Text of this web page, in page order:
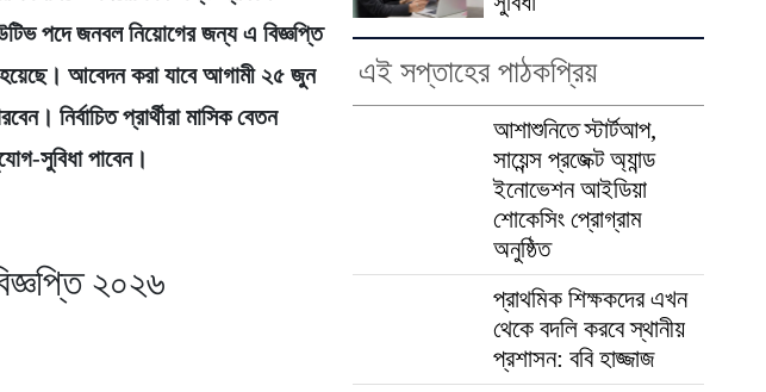
পদে জনবল নিয়োগের জন্য এ বিজ্ঞপ্তি
আবেদন করা যাবে আগামী ২৫ জুন
নির্বাচিত প্রার্থীরা মাসিক বেতন
সুবিধা পাবেন।
২০২৬
এই সপ্তাহের পাঠকপ্রিয়
আশাশুনিতে স্টার্টআপ,
সায়েন্স প্রজেক্ট অ্যান্ড
ইনোভেশন আইডিয়া
শোকেসিং প্রোগ্রাম
অনুষ্ঠিত
প্রাথমিক শিক্ষকদের এখন
থেকে বদলি করবে স্থানীয়
প্রশাসন: ববি হাজ্জাজ